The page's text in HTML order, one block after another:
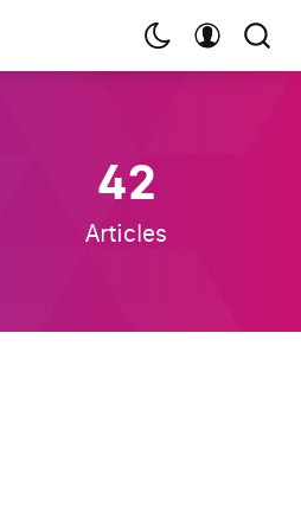
42
Articles